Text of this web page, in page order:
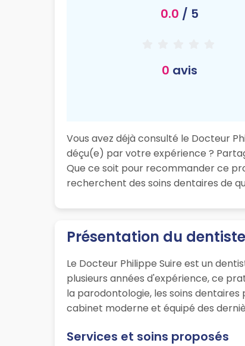
0.0 / 5
0 avis
Vous avez déjà consulté le Docteur
déçu(e) par votre expérience ?
Que ce soit pour recommander ce
recherchent des soins dentaires de
Présentation du
Le Docteur Philippe Suire est un
plusieurs années d'expérience, ce
la parodontologie, les soins
cabinet moderne et équipé des
Services et soins proposés